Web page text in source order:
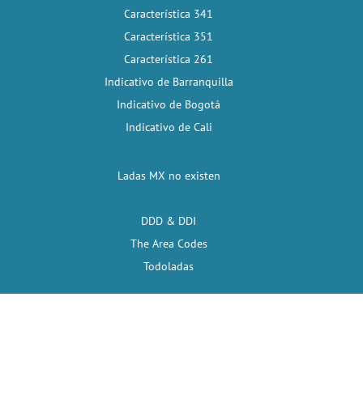
Característica 341
Característica 351
Característica 261
Indicativo de Barranquilla
Indicativo de Bogotá
Indicativo de Cali
Ladas MX no existen
DDD & DDI
The Area Codes
Todoladas